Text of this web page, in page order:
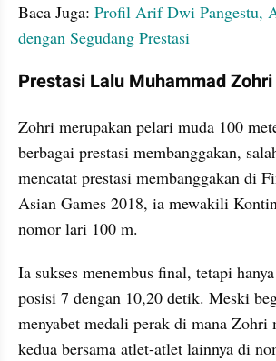
Baca Juga: Profil Arif Dwi Pangestu,
dengan Segudang Prestasi
Prestasi Lalu Muhammad Zohri
Zohri merupakan pelari muda 100
berbagai prestasi membanggakan,
mencatat prestasi membanggakan di
Asian Games 2018, ia mewakili
nomor lari 100 m.
Ia sukses menembus final, tetapi
posisi 7 dengan 10,20 detik. Meski
menyabet medali perak di mana Zohri
kedua bersama atlet-atlet lainnya di